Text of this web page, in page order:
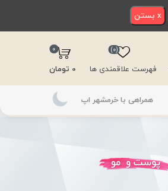
x بستن
فهرست علاقمندی ها
(0)
0
0 تومان
همراهی با خرمشهر اپ